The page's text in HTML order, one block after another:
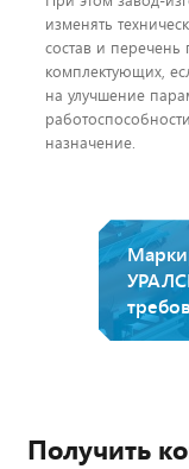
изменять
состав и
комплектующих,
на улучшение
назначение.
Получить